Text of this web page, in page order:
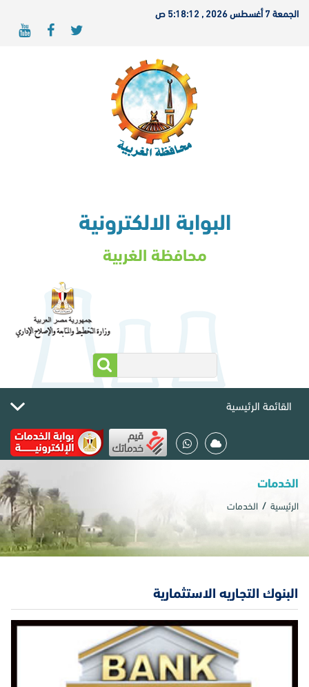
الجمعة 7 أغسطس 2026 , 5:18:12 ص
البوابة الالكترونية
محافظة الغربية
القائمة الرئيسية
الخدمات
الرئيسية الخدمات
البنوك التجاريه الاستثمارية